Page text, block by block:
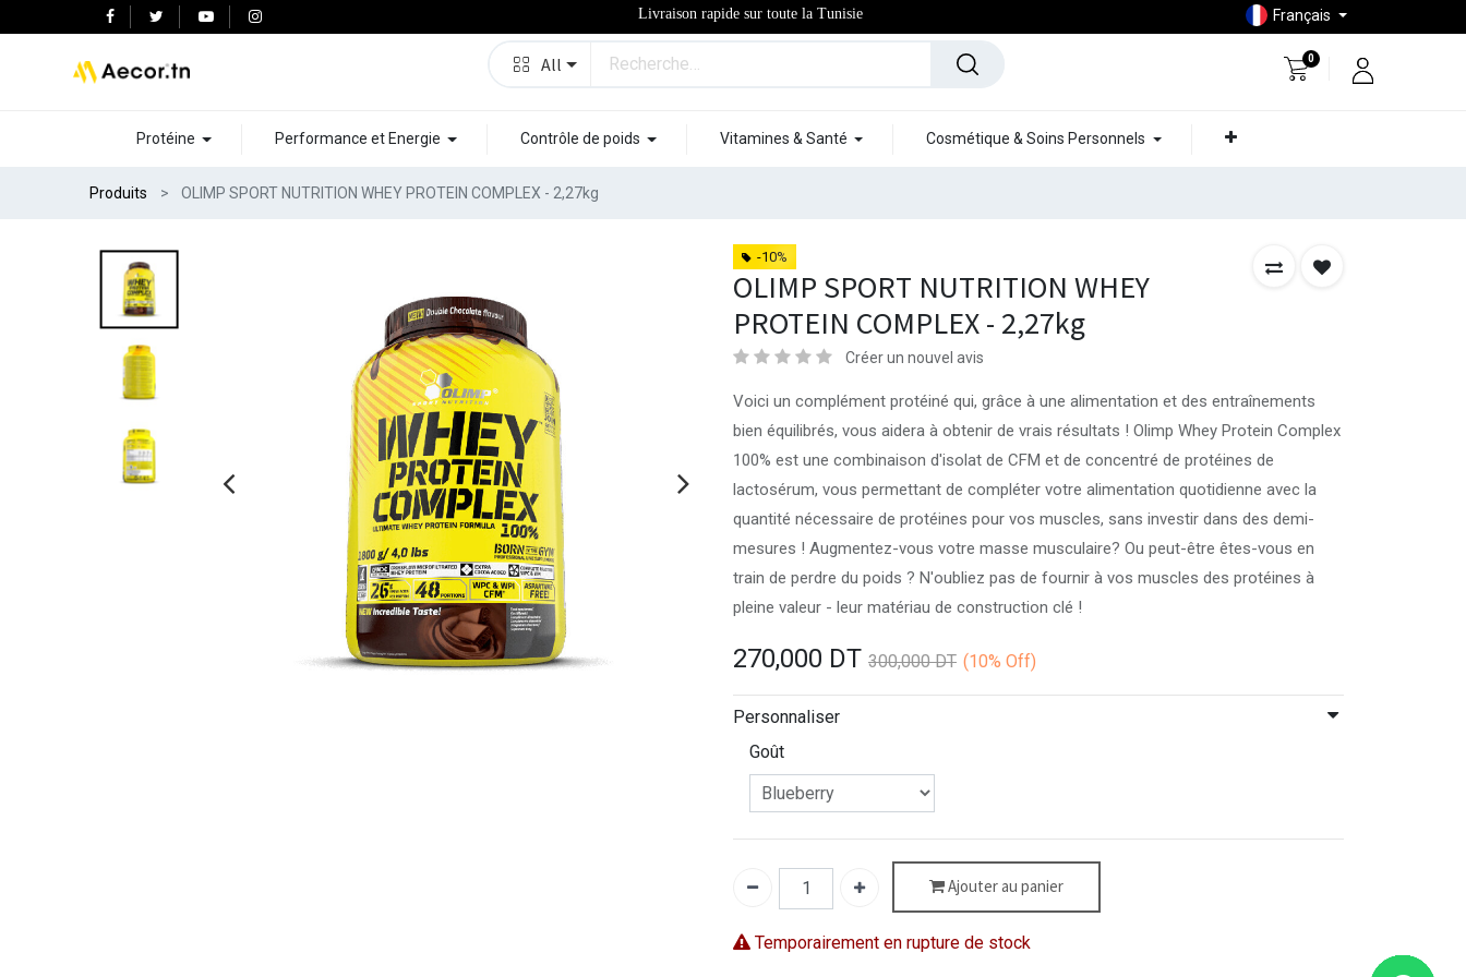
Livraison rapide sur toute la Tunisie Français
All 0
Protéine Performance et Energie Contrôle de poids Vitamines & Santé Cosmétique & Soins Personnels
Produits OLIMP SPORT NUTRITION WHEY PROTEIN COMPLEX - 2,27kg
-10%
OLIMP SPORT NUTRITION WHEY
PROTEIN COMPLEX - 2,27kg
Créer un nouvel avis
Voici un complément protéiné qui, grâce à une alimentation et des entraînements
bien équilibrés, vous aidera à obtenir de vrais résultats ! Olimp Whey Protein Complex
100% est une combinaison d'isolat de CFM et de concentré de protéines de
lactosérum, vous permettant de compléter votre alimentation quotidienne avec la
quantité nécessaire de protéines pour vos muscles, sans investir dans des demi-
mesures ! Augmentez-vous votre masse musculaire? Ou peut-être êtes-vous en
train de perdre du poids ? N'oubliez pas de fournir à vos muscles des protéines à
pleine valeur - leur matériau de construction clé !
270,000 DT 300,000DT (10% Off)
Personnaliser
Goût
Ajouter au panier
Temporairement en rupture de stock